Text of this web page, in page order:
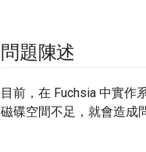
問題陳述
目前，在 Fuchsia 中實作
磁碟空間不足，就會造成